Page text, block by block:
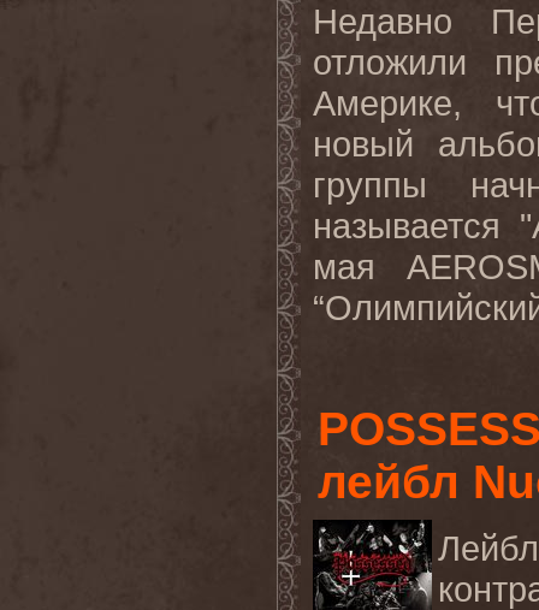
Недавно
отложили
Америке,
новый
группы
называется "
мая
“
лейбл